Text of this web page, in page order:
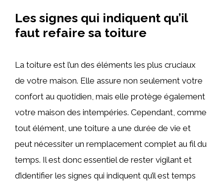
Les signes qui indiquent qu’il
faut refaire sa toiture
La toiture est l’un des éléments les plus cruciaux
de votre maison. Elle assure non seulement votre
confort au quotidien, mais elle protège également
votre maison des intempéries. Cependant, comme
tout élément, une toiture a une durée de vie et
peut nécessiter un remplacement complet au fil du
temps. Il est donc essentiel de rester vigilant et
d’identifier les signes qui indiquent qu’il est temps